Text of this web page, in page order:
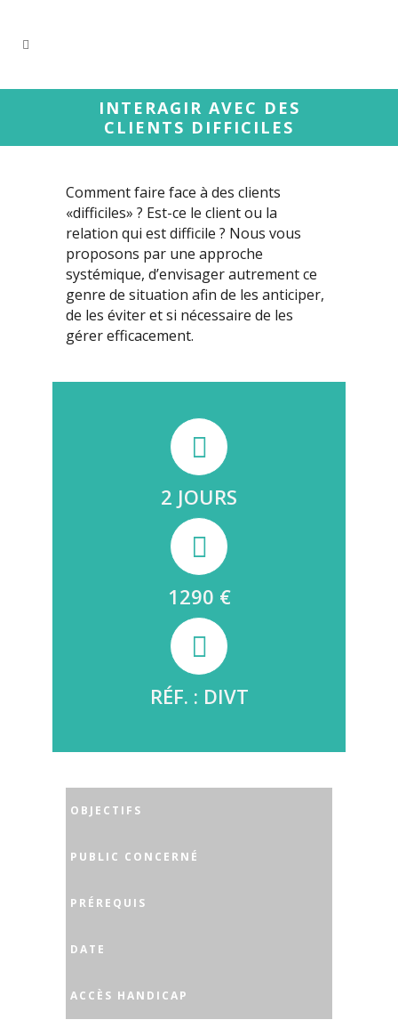
INTERAGIR AVEC DES
CLIENTS DIFFICILES
Comment faire face à des clients
«difficiles» ? Est-ce le client ou la
relation qui est difficile ? Nous vous
proposons par une approche
systémique, d’envisager autrement ce
genre de situation afin de les anticiper,
de les éviter et si nécessaire de les
gérer efficacement.
2 JOURS
1290 €
RÉF. : DIVT
OBJECTIFS
PUBLIC CONCERNÉ
PRÉREQUIS
DATE
ACCÈS HANDICAP